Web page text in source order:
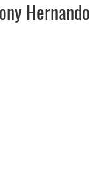
Hernando